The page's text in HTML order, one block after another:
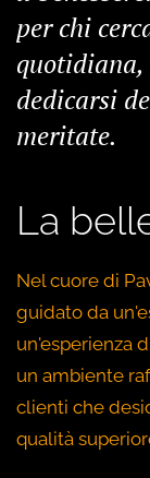
per chi
quotidiana,
dedicarsi
meritate.
La
Nel cuore di
guidato da
un'esperienza
un ambiente
clienti che
qualità